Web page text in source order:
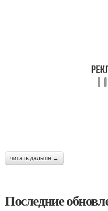
читать дальше →
Последние